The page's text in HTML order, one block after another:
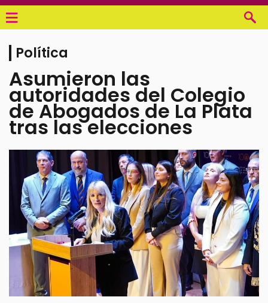
≡
Política
Asumieron las
autoridades del Colegio
de Abogados de La Plata
tras las elecciones